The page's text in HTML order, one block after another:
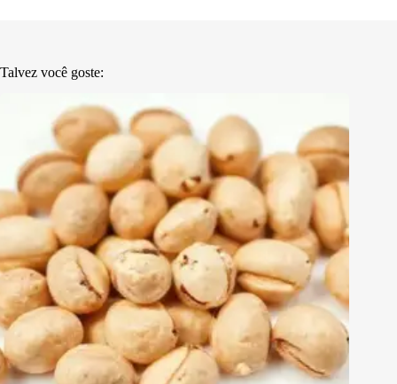
Talvez você goste: